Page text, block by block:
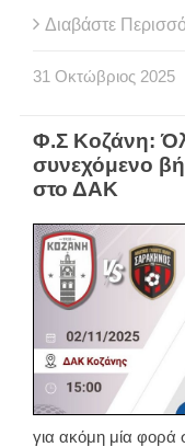
Διαβάστε
31 Οκτώβριος 2025
Φ.Σ Κοζάνη:
συνεχόμενο
στο ΔΑΚ
για ακόμη μία φορά